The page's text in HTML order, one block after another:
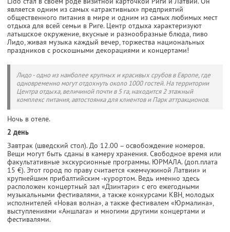
является одним из самых «атрактивных» предприятий
общественного питания в мире и одним из самых любимых мест
отдыха для всей семьи в Риге. Центр отдыха характеризуют
латышское окружение, вкусные и разнообразные блюда, пиво
Лидо, живая музыка каждый вечер, торжества национальных
праздников с роскошными декорациями и концертами!
Лидо - одно из наиболее крупных и красивых срубов в Европе, где
одновременно могут отдохнуть около 1000 гостей. На территории
Центра отдыха, величиной почти в 5 га, находится 2 этажный
комплекс питания, автостоянка для клиентов и Парк аттракционов.
Ночь в отеле.
2 день
Завтрак (шведский стол). До 12.00 – освобождение номеров.
Вещи могут быть сданы в камеру хранения. Свободное время или
факультативные экскурсионные программы. ЮРМАЛА. (доп.плата
15 €). Этот город по праву считается «жемчужиной Латвии» и
крупнейшим прибалтийским -курортом. Ведь именно здесь
расположен концертный зал «Дзинтари» с его ежегодными
музыкальными фестивалями, а также конкурсами КВН, молодых
исполнителей «Новая волна», а также фестивалем «Юрмалина»,
выступлениями «Аншлага» и многими другими концертами и
фестивалями.